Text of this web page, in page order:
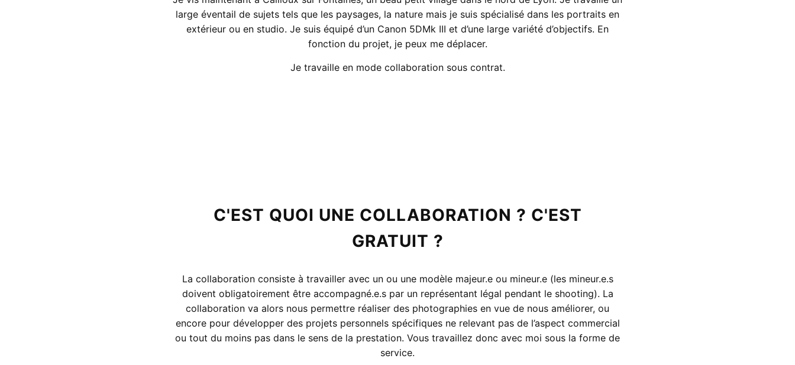
large éventail de sujets tels que les paysages, la nature mais je suis spécialisé dans les portraits en
extérieur ou en studio. Je suis équipé d’un Canon 5DMk III et d’une large variété d’objectifs. En
fonction du projet, je peux me déplacer.
Je travaille en mode collaboration sous contrat.
C'EST QUOI UNE COLLABORATION ? C'EST
GRATUIT ?
La collaboration consiste à travailler avec un ou une modèle majeur.e ou mineur.e (les mineur.e.s
doivent obligatoirement être accompagné.e.s par un représentant légal pendant le shooting). La
collaboration va alors nous permettre réaliser des photographies en vue de nous améliorer, ou
encore pour développer des projets personnels spécifiques ne relevant pas de l’aspect commercial
ou tout du moins pas dans le sens de la prestation. Vous travaillez donc avec moi sous la forme de
service.